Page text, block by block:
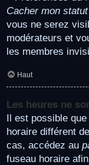
Cacher mon
vous ne serez
modérateurs et
les membres
Haut
Les heures ne
Il est possible
horaire différent
cas, accédez au
fuseau horaire